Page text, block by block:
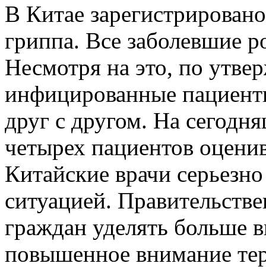
В Китае
гриппа. Все заболевшие
Несмотря на это, по
инфицированные
друг с другом. На
четырех пациентов
Китайские врачи
ситуацией.
граждан уделять больше
повышенное внимание